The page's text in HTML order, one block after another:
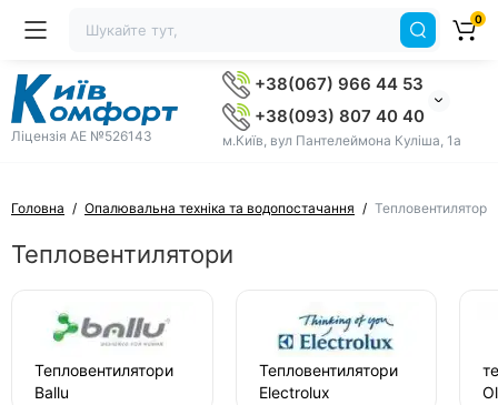
Ліцензія AE №526143
+38(067) 966 44 53
+38(093) 807 40 40
м.Київ, вул Пантелеймона Куліша, 1а
0
Головна Опалювальна техніка та водопостачання Тепловентилятори
Тепловентилятори
Тепловентилятори
Ballu
Тепловентилятори
Electrolux